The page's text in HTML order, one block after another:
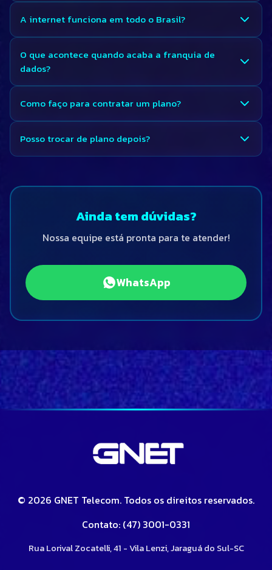
A internet funciona em todo o Brasil?
O que acontece quando acaba a franquia de
dados?
Como faço para contratar um plano?
Posso trocar de plano depois?
Ainda tem dúvidas?
Nossa equipe está pronta para te atender!
WhatsApp
© 2026 GNET Telecom. Todos os direitos reservados.
Contato: (47) 3001-0331
Rua Lorival Zocatelli, 41 - Vila Lenzi, Jaraguá do Sul-SC